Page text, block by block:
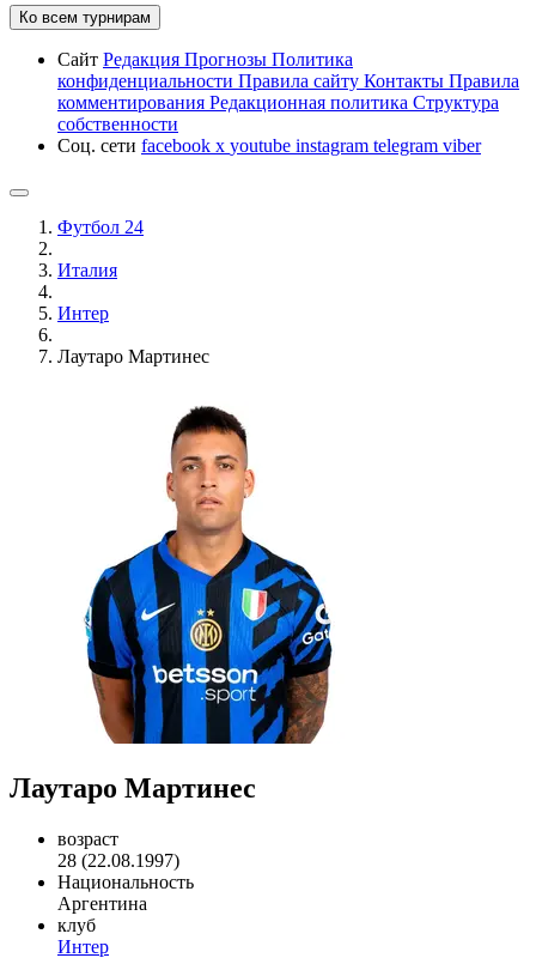
Ко всем турнирам
Сайт Редакция Прогнозы Политика
конфиденциальности Правила сайту Контакты Правила
комментирования Редакционная политика Структура
собственности
Соц. сети facebook x youtube instagram telegram viber
Футбол 24
Италия
Интер
Лаутаро Мартинес
Лаутаро Мартинес
возраст
28 (22.08.1997)
Национальность
Аргентина
клуб
Интер